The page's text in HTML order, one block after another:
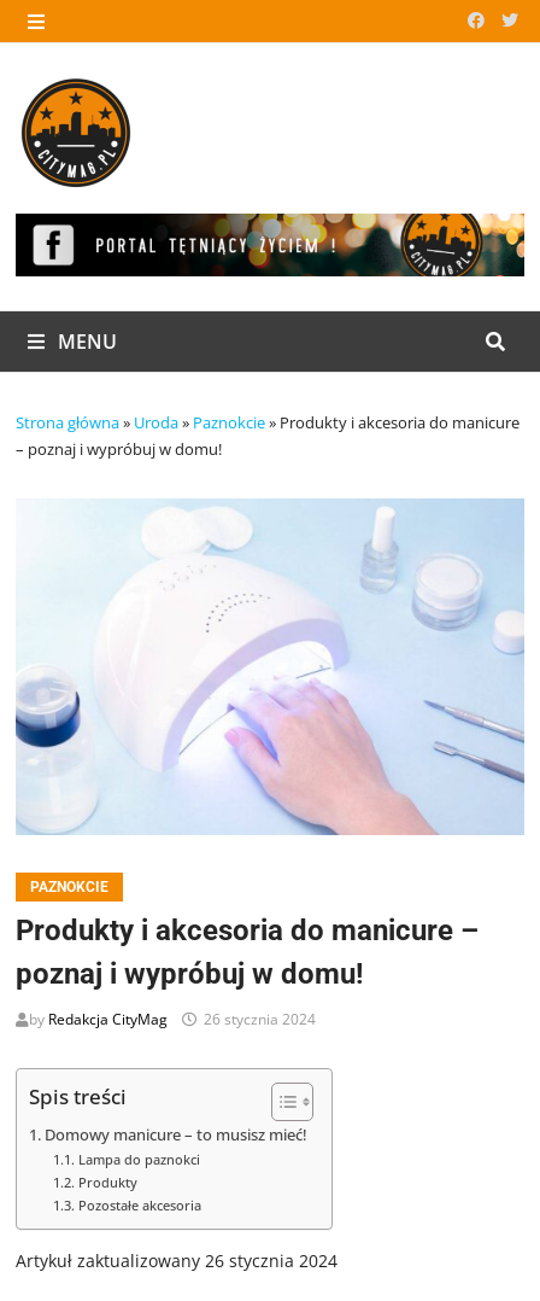
Skip
to
MENU
MENU
Strona główna» Uroda» Paznokcie» Produkty i akcesoria do manicure
– poznaj i wypróbuj w domu!
PAZNOKCIE
Produkty i akcesoria do manicure –
poznaj i wypróbuj w domu!
by Redakcja CityMag 26 stycznia 2024
Spis treści
Domowy manicure – to musisz mieć!
Lampa do paznokci
Produkty
Pozostałe akcesoria
Artykuł zaktualizowany 26 stycznia 2024